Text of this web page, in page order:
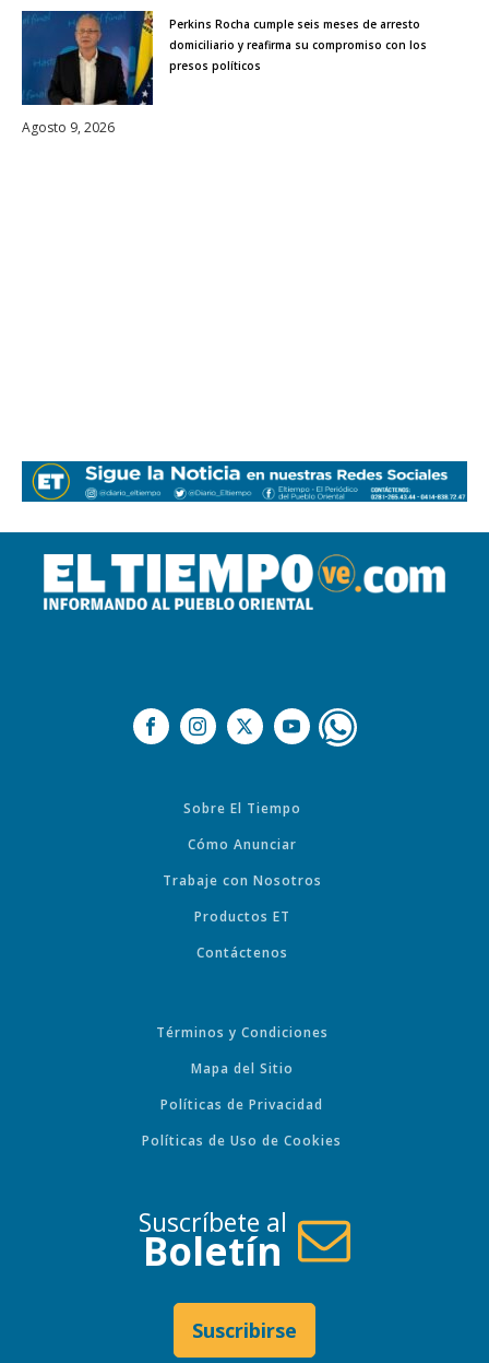
Perkins Rocha cumple seis meses de arresto
domiciliario y reafirma su compromiso con los
presos políticos
Agosto 9, 2026
Sobre El Tiempo
Cómo Anunciar
Trabaje con Nosotros
Productos ET
Contáctenos
Términos y Condiciones
Mapa del Sitio
Políticas de Privacidad
Políticas de Uso de Cookies
Suscríbete al
Boletín
Suscribirse